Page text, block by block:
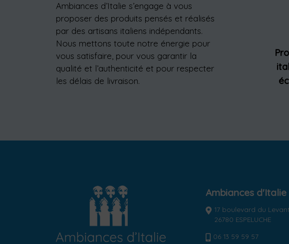
Ambiances d’Italie s’engage à vous
proposer des produits pensés et réalisés
par des artisans italiens indépendants.
Nous mettons toute notre énergie pour
vous satisfaire, pour vous garantir la
qualité et l’authenticité et pour respecter
les délais de livraison.
Ambiances d'Italie
17 boulevard du Levant
26780 ESPELUCHE
06 13 59 59 57